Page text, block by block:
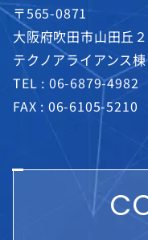
〒565-0871
大阪府吹田市山田丘
テクノアライアンス
TEL : 06-6879-4982
FAX : 06-6105-5210